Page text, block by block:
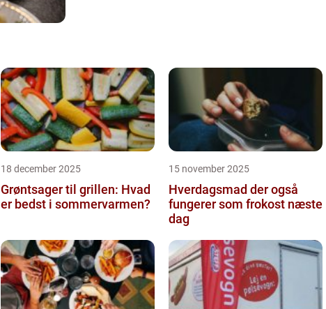
18 december 2025
Grøntsager til grillen: Hvad
er bedst i sommervarmen?
15 november 2025
Hverdagsmad der også
fungerer som frokost næste
dag